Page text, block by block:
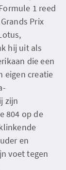
1 reed
Prix
hij uit als
die een
eigen creatie
zijn
804 op de
en
voet tegen